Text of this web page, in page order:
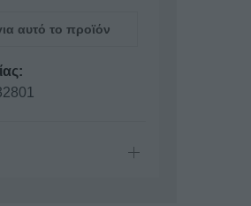
αυτό το προϊόν